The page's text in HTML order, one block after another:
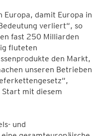
Europa, damit Europa in
verliert“, so
fast 250 Milliarden
fluteten
den Markt,
unseren Betrieben
mit diesem
und